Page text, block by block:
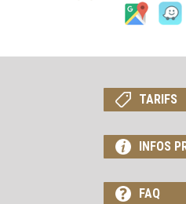
TARIFS
INFOS
FAQ